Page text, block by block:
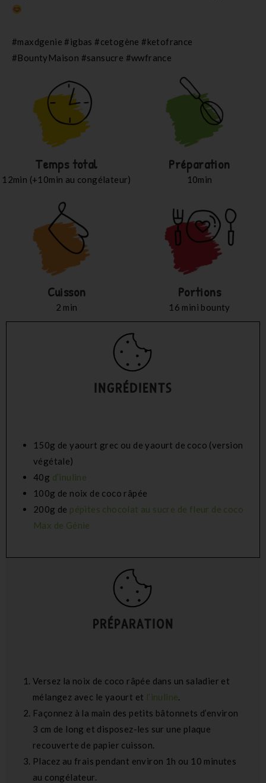
#maxdgenie #igbas #cetogène #ketofrance
#BountyMaison #sansucre #wwfrance
Temps total
12min (+10min au congélateur)
Préparation
10min
Cuisson
2 min
Portions
16 mini bounty
INGRÉDIENTS
150g de yaourt grec ou de yaourt de coco (version
végétale)
40g d’inuline
100g de noix de coco râpée
200g de pépites chocolat au sucre de fleur de coco
Max de Génie
PRÉPARATION
Versez la noix de coco râpée dans un saladier et
mélangez avec le yaourt et l’inuline.
Façonnez à la main des petits bâtonnets d’environ
3 cm de long et disposez-les sur une plaque
recouverte de papier cuisson.
Placez au frais pendant environ 1h ou 10 minutes
au congélateur.